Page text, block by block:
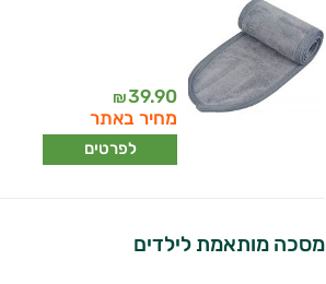
39.90
₪
מחיר באתר
לפרטים
מסכה מותאמת לילדים